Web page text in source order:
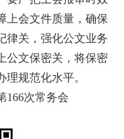
上会文件质量，确保
律关，强化公文业务
公文保密关，将保密
规范化水平。
166次常务会